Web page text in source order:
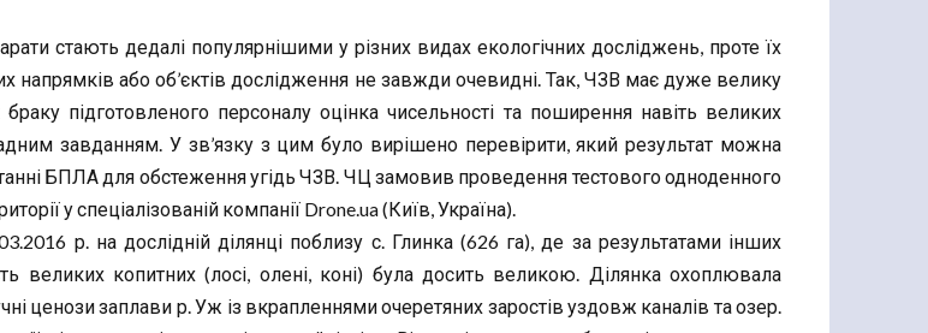
стають дедалі популярнішими у різних видах екологічних досліджень, проте їх
напрямків або об’єктів дослідження не завжди очевидні. Так, ЧЗВ має дуже велику
підготовленого персоналу оцінка чисельності та поширення навіть великих
завданням. У зв’язку з цим було вирішено перевірити, який результат можна
БПЛА для обстеження угідь ЧЗВ. ЧЦ замовив проведення тестового одноденного
у спеціалізованій компанії Drone.ua (Київ, Україна).
р. на дослідній ділянці поблизу с. Глинка (626 га), де за результатами інших
великих копитних (лосі, олені, коні) була досить великою. Ділянка охоплювала
ценози заплави р. Уж із вкрапленнями очеретяних заростів уздовж каналів та озер.